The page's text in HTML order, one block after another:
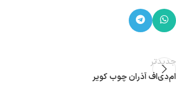
جدیدتر
ام‌دی‌اف آذران چوب کویر